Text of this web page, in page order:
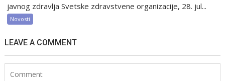
javnog zdravlja Svetske zdravstvene organizacije, 28. jul...
Novosti
LEAVE A COMMENT